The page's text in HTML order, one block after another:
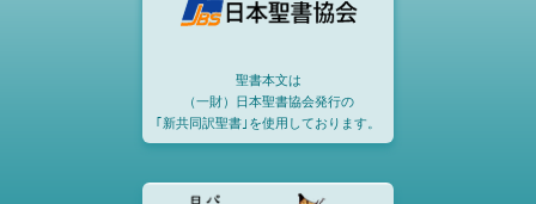
聖書本文は
（一財）日本聖書協会発行の
｢新共同訳聖書｣を使用しております。